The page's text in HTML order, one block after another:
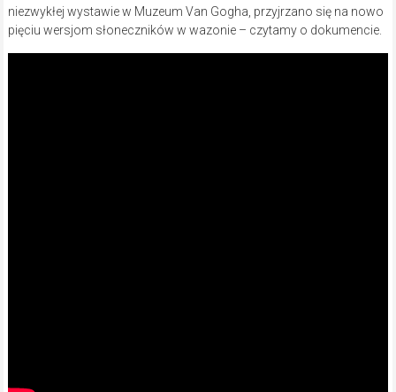
niezwykłej wystawie w Muzeum Van Gogha, przyjrzano się na nowo
pięciu wersjom słoneczników w wazonie – czytamy o dokumencie.